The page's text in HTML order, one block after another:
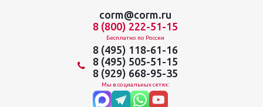
corm@corm.ru
8 (800) 222-51-15
Бесплатно по России
8 (495) 118-61-16
8 (495) 505-51-15
8 (929) 668-95-35
Мы в социальных сетях: